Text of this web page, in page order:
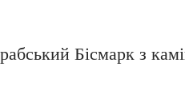
Бісмарк з